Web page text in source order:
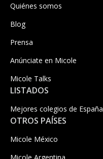
Quiénes somos
Blog
Prensa
Anúnciate en Micole
Micole Talks
LISTADOS
Mejores colegios de España
OTROS PAÍSES
Micole México